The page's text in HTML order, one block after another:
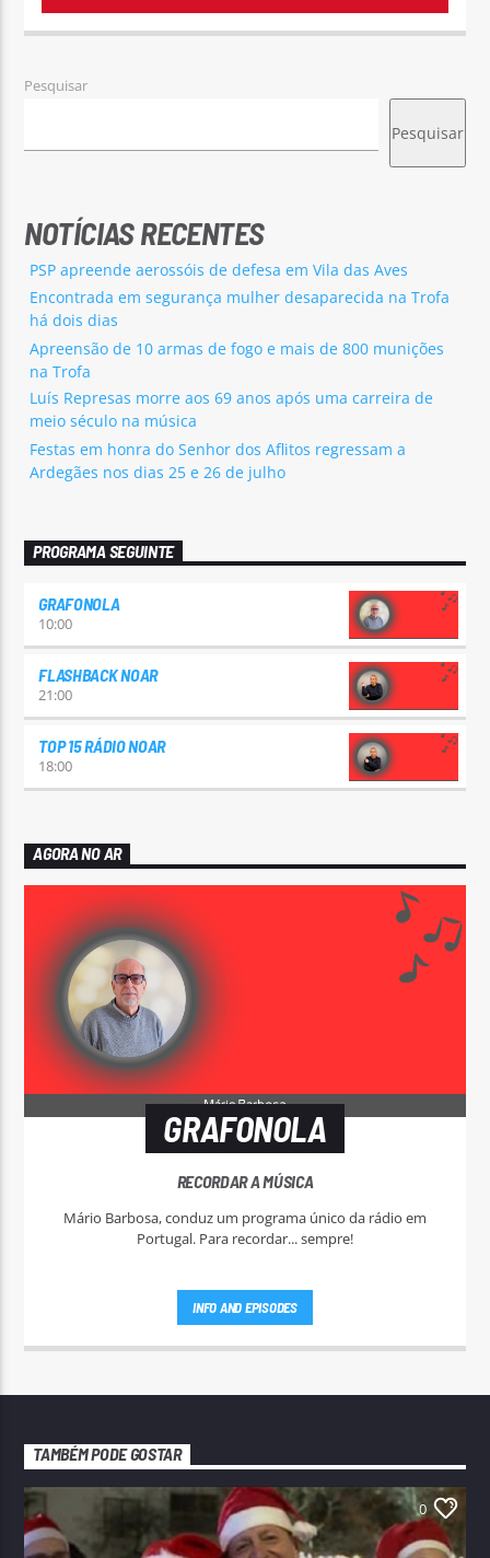
Pesquisar
Pesquisar
NOTÍCIAS RECENTES
PSP apreende aerossóis de defesa em Vila das Aves
Encontrada em segurança mulher desaparecida na Trofa
há dois dias
Apreensão de 10 armas de fogo e mais de 800 munições
na Trofa
Luís Represas morre aos 69 anos após uma carreira de
meio século na música
Festas em honra do Senhor dos Aflitos regressam a
Ardegães nos dias 25 e 26 de julho
PROGRAMA SEGUINTE
GRAFONOLA
10:00
FLASHBACK NOAR
21:00
TOP 15 RÁDIO NOAR
18:00
AGORA NO AR
GRAFONOLA
RECORDAR A MÚSICA
Mário Barbosa, conduz um programa único da rádio em
Portugal. Para recordar... sempre!
INFO AND EPISODES
TAMBÉM PODE GOSTAR
0